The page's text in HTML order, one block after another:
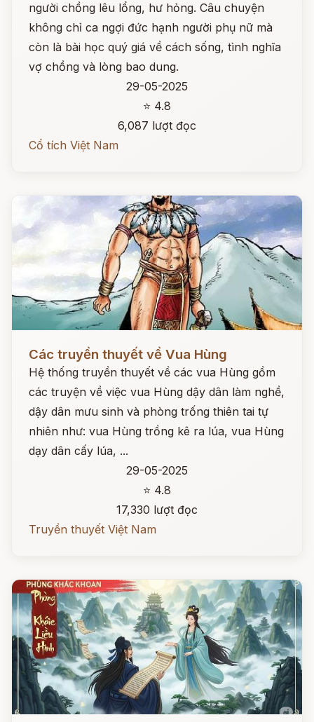
người chồng lêu lổng, hư hỏng. Câu chuyện
không chỉ ca ngợi đức hạnh người phụ nữ mà
còn là bài học quý giá về cách sống, tình nghĩa
vợ chồng và lòng bao dung.
29-05-2025
⭐ 4.8
6,087 lượt đọc
Cổ tích Việt Nam
Các truyền thuyết về Vua Hùng
Hệ thống truyền thuyết về các vua Hùng gồm
các truyện về việc vua Hùng dậy dân làm nghề,
dậy dân mưu sinh và phòng trống thiên tai tự
nhiên như: vua Hùng trồng kê ra lúa, vua Hùng
dạy dân cấy lúa, ...
29-05-2025
⭐ 4.8
17,330 lượt đọc
Truyền thuyết Việt Nam